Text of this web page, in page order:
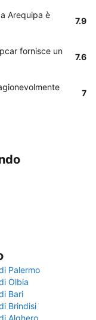
Arequipa è
7.9
fornisce un
7.6
7
Palermo
Olbia
Bari
Brindisi
Alghero